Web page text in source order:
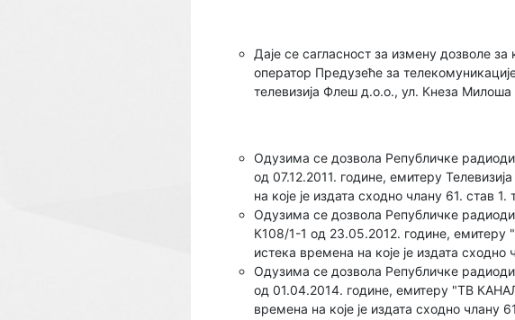
Даје се сагласност за измену дозволе
оператор Предузеће за
телевизија Флеш д.о.о., ул. Кнеза
Одузима се дозвола Републичке
од 07.12.2011. године, емитеру
на које је издата сходно члану 61. став
Одузима се дозвола Републичке
К108/1-1 од 23.05.2012. године,
истека времена на које је издата
Одузима се дозвола Републичке
од 01.04.2014. године, емитеру "ТВ
времена на које је издата сходно члану